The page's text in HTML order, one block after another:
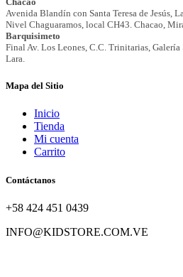
Mapa del Sitio
Inicio
Tienda
Mi cuenta
Carrito
Contáctanos
+58 424 451 0439
INFO@KIDSTORE.COM.VE